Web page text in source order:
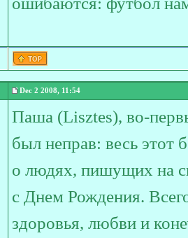
Dec 2 2008, 11:54
Паша (Lisztes), во-
был неправ: весь этот
о людях, пишущих на
с Днем Рождения.
здоровья, любви и